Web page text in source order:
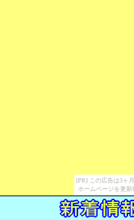
[PR] この広告は3ヶ
ホームページを更